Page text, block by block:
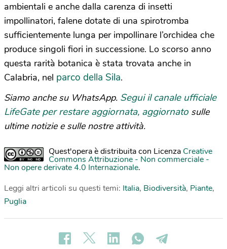
ambientali e anche dalla carenza di insetti
impollinatori, falene dotate di una spirotromba
sufficientemente lunga per impollinare l’orchidea che
produce singoli fiori in successione. Lo scorso anno
questa rarità botanica è stata trovata anche in
Calabria, nel parco della Sila.
Siamo anche su WhatsApp. Segui il canale ufficiale
LifeGate per restare aggiornata, aggiornato sulle
ultime notizie e sulle nostre attività.
Quest'opera è distribuita con Licenza Creative
Commons Attribuzione - Non commerciale -
Non opere derivate 4.0 Internazionale.
Leggi altri articoli su questi temi: Italia, Biodiversità, Piante,
Puglia